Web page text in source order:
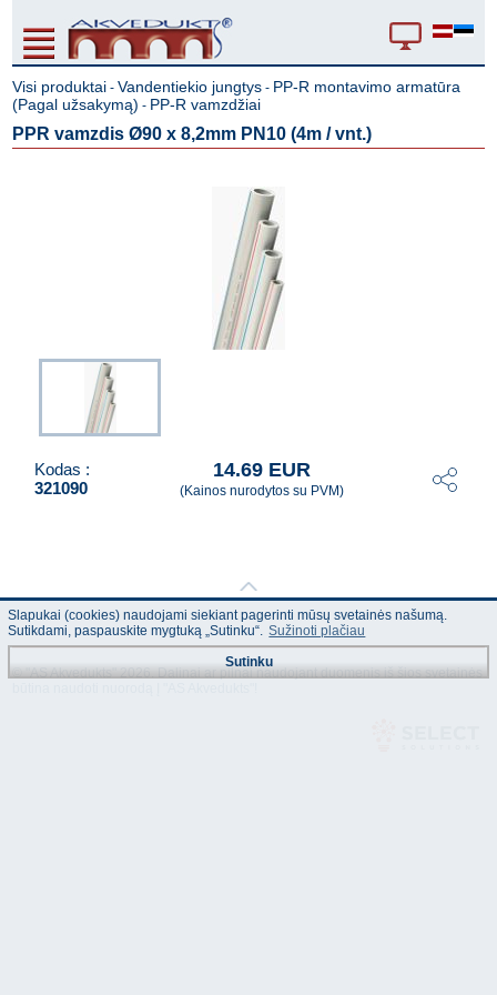
Visi produktai -Vandentiekio jungtys - PP-R montavimo armatūra
(Pagal užsakymą) - PP-R vamzdžiai
PPR vamzdis Ø90 x 8,2mm PN10 (4m / vnt.)
Kodas :
321090
14.69 EUR
(Kainos nurodytos su PVM)
© "AS Akvedukts" 2026. Dalinai ar pilnai naudojant duomenis iš šios svetainės
Slapukai (cookies) naudojami siekiant pagerinti mūsų svetainės našumą.
Sutikdami, paspauskite mygtuką „Sutinku“. Sužinoti plačiau
Sutinku